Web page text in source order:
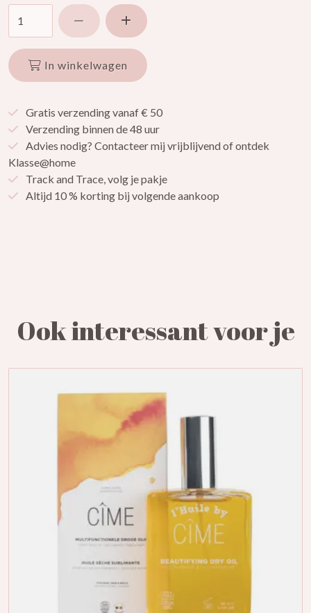
Verlaag hoeveelheidVerhoog hoeveelheid
In winkelwagen
Gratis verzending vanaf € 50
Verzending binnen de 48 uur
Advies nodig? Contacteer mij vrijblijvend of ontdek
Klasse@home
Track and Trace, volg je pakje
Altijd 10 % korting bij volgende aankoop
Ook interessant voor je